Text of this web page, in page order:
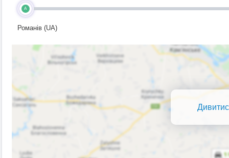
A
Романів (UA)